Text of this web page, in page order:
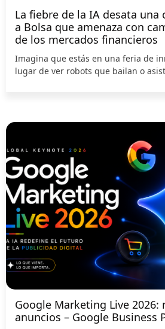
La fiebre de la IA desata una
a Bolsa que amenaza con
de los mercados financieros
Imagina que estás en una feria de
lugar de ver robots que bailan o
Google Marketing Live 2026:
anuncios – Google Business